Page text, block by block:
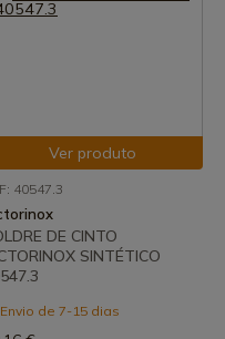
Ver produto
40547.3
DE CINTO
SINTÉTICO
Envio de 7-15 dias